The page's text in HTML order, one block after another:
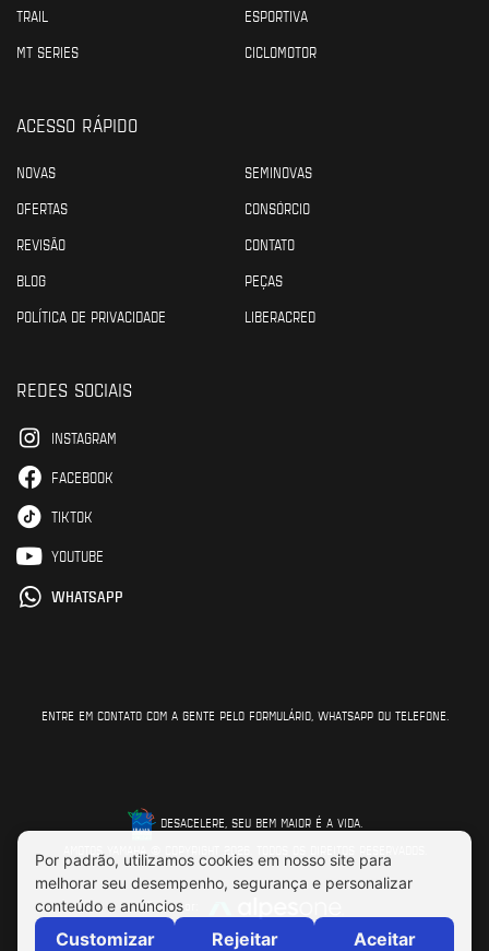
TRAIL
ESPORTIVA
MT SERIES
CICLOMOTOR
ACESSO RÁPIDO
NOVAS
SEMINOVAS
OFERTAS
CONSÓRCIO
REVISÃO
CONTATO
BLOG
PEÇAS
POLÍTICA DE PRIVACIDADE
LIBERACRED
REDES SOCIAIS
INSTAGRAM
FACEBOOK
TIKTOK
YOUTUBE
WHATSAPP
ENTRE EM CONTATO COM A GENTE PELO FORMULÁRIO, WHATSAPP OU TELEFONE.
DESACELERE, SEU BEM MAIOR É A VIDA.
Feito por: